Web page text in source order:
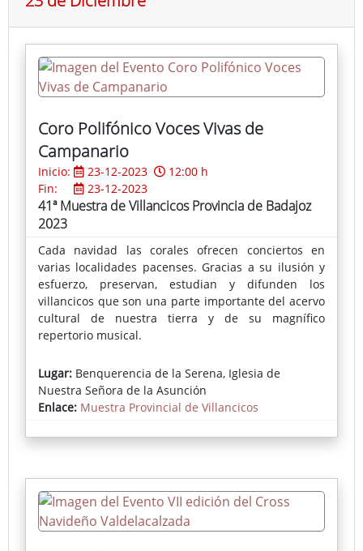
Coro Polifónico Voces Vivas de
Campanario
Inicio: 23-12-2023
12:00 h
Fin:
23-12-2023
41ª Muestra de Villancicos Provincia de Badajoz
2023
Cada navidad las corales ofrecen conciertos en
varias localidades pacenses. Gracias a su ilusión y
esfuerzo, preservan, estudian y difunden los
villancicos que son una parte importante del acervo
cultural de nuestra tierra y de su magnífico
repertorio musical.
Lugar: Benquerencia de la Serena, Iglesia de
Nuestra Señora de la Asunción
Enlace: Muestra Provincial de Villancicos